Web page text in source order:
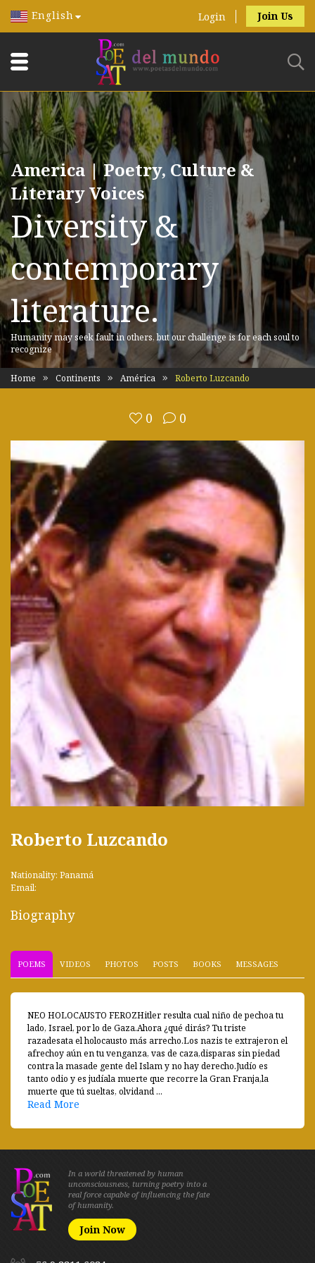
English Login Join Us
America | Poetry, Culture &
Literary Voices
Diversity &
contemporary
literature.
Humanity may seek fault in others, but our challenge is for each soul to
recognize
Home Continents América Roberto Luzcando
0 0
Roberto Luzcando
Nationality: Panamá
Email:
Biography
POEMS VIDEOS PHOTOS POSTS BOOKS MESSAGES
NEO HOLOCAUSTO FEROZHitler resulta cual niño de pechoa tu
lado, Israel, por lo de Gaza.Ahora ¿qué dirás? Tu triste
razadesata el holocausto más arrecho.Los nazis te extrajeron el
afrechoy aún en tu venganza, vas de caza,disparas sin piedad
contra la masade gente del Islam y no hay derecho.Judío es
tanto odio y es judíala muerte que recorre la Gran Franja,la
muerte que tú sueltas, olvidand ...
Read More
In a world threatened by human
unconsciousness, turning poetry into a
real force capable of influencing the fate
of humanity.
Join Now